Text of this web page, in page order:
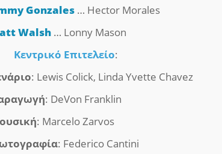
Gonzales … Hector Morales
Walsh … Lonny Mason
Κεντρικό Επιτελείο:
: Lewis Colick, Linda Yvette Chavez
: DeVon Franklin
: Marcelo Zarvos
: Federico Cantini